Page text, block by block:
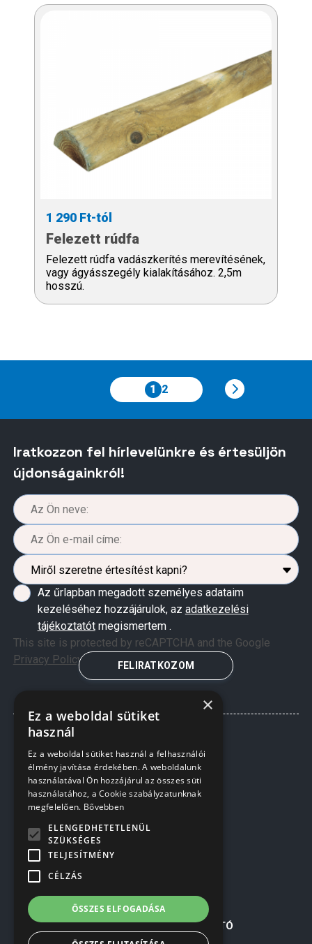
1 290 Ft-tól
Felezett rúdfa
Felezett rúdfa vadászkerítés merevítésének,
vagy ágyásszegély kialakításához. 2,5m
hosszú.
1 2
Iratkozzon fel hírlevelünkre és értesüljön
újdonságainkról!
Az űrlapban megadott személyes adataim
kezeléséhez hozzájárulok, az adatkezelési
tájékoztatótmegismertem .
This site is protected by reCAPTCHA and the Google
Privacy Policyand Terms of Serviceapply.
FELIRATKOZOM
RÓLUNK
KERÍTÉSEK TELEPÍTÉSE
Á.SZ.F.
ADATKEZELÉSI TÁJÉKOZTATÓ
SÜTI TÁJÉKOZTATÓ
×
Ez a weboldal sütiket
használ
Ez a weboldal sütiket használ a felhasználói
élmény javítása érdekében. A weboldalunk
használatával Ön hozzájárul az összes süti
használatához, a Cookie szabályzatunknak
megfelelően. Bővebben
ELENGEDHETETLENÜL
SZÜKSÉGES
TELJESÍTMÉNY
CÉLZÁS
ÖSSZES ELFOGADÁSA